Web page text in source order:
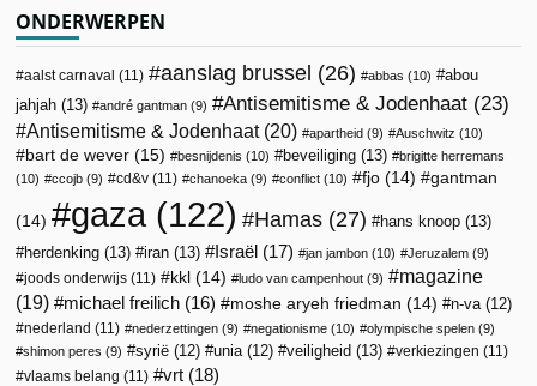
ONDERWERPEN
aalst carnaval (11) aanslag brussel (26) abbas (10)
abou
jahjah (13) andré gantman (9) Antisemitisme & Jodenhaat (23)
Antisemitisme & Jodenhaat(20) apartheid (9) Auschwitz (10)
bart de wever (15) besnijdenis (10) beveiliging (13)
brigitte herremans
(10)
ccojb (9) cd&v (11) chanoeka (9) conflict (10) fjo (14) gantman
(14) gaza (122) Hamas (27) hans knoop (13)
herdenking (13) iran (13) Israël (17) jan jambon (10) Jeruzalem (9)
joods onderwijs (11) kkl (14) ludo van campenhout (9)
magazine
(19)
michael freilich (16) moshe aryeh friedman (14) n-va (12)
nederland (11) nederzettingen (9) negationisme (10) olympische spelen (9)
shimon peres (9) syrië (12) unia (12) veiligheid (13) verkiezingen (11)
vlaams belang (11) vrt (18)